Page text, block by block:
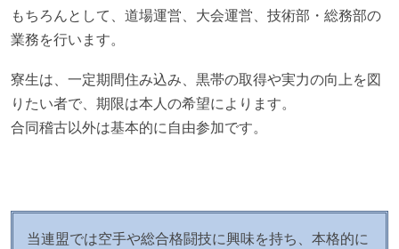
もちろんとして、道場運営、大会運営、技術部・総務部の
業務を行います。
寮生は、一定期間住み込み、黒帯の取得や実力の向上を図
りたい者で、期限は本人の希望によります。
合同稽古以外は基本的に自由参加です。
当連盟では空手や総合格闘技に興味を持ち、本格的に